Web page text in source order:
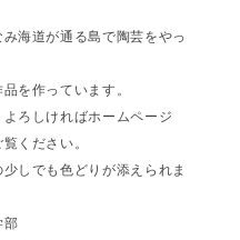
海道が通る島で陶芸をやっ
を作っています。
ろしければホームページ
ください。
しでも色どりが添えられま